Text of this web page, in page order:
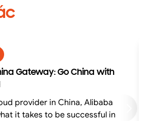
Gateway: Go China with
provider in China, Alibaba
it takes to be successful in